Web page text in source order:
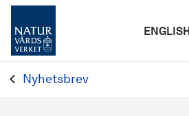
ENGLISH
Nyhetsbrev